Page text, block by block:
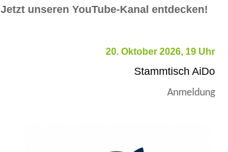
Jetzt unseren YouTube-Kanal entdecken!
20. Oktober 2026, 19 Uhr
Stammtisch AiDo
Anmeldung